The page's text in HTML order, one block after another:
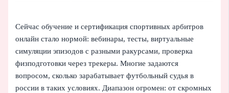
Сейчас обучение и сертификация спортивных арбитров
онлайн стало нормой: вебинары, тесты, виртуальные
симуляции эпизодов с разными ракурсами, проверка
физподготовки через трекеры. Многие задаются
вопросом, сколько зарабатывает футбольный судья в
россии в таких условиях. Диапазон огромен: от скромных